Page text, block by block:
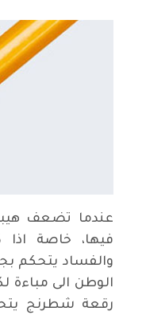
عندما تضعف هيبة
فيها، خاصة اذا
والفساد يتحكم
الوطن الى مباءة
رقعة شطرنج